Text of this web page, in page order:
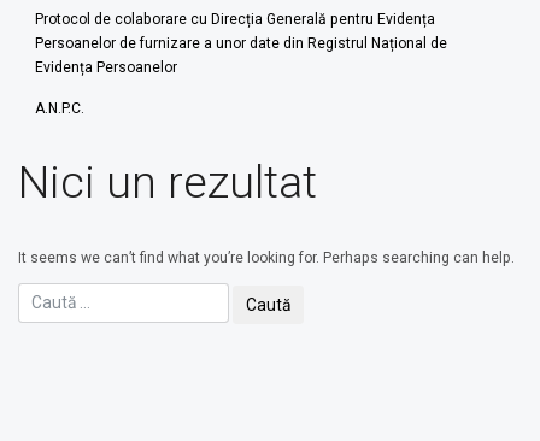
Protocol de colaborare cu Direcția Generală pentru Evidența
Persoanelor de furnizare a unor date din Registrul Național de
Evidența Persoanelor
A.N.P.C.
Nici un rezultat
It seems we can’t find what you’re looking for. Perhaps searching can help.